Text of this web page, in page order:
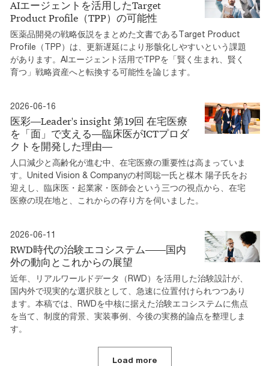
AIエージェントを活用したTarget
Product Profile（TPP）の可能性
医薬品開発の戦略仮説をまとめた文書であるTarget Product
Profile（TPP）は、更新遅延により形骸化しやすいという課題
があります。AIエージェント活用でTPPを「賢く生まれ、賢く
育つ」戦略資産へと転換する可能性を論じます。
2026-06-16
医彩―Leader's insight 第19回 在宅医療
を「面」で支える―臨床医がICTプロダ
クトを開発した理由―
人口減少と高齢化が進む中、在宅医療の重要性は高まっていま
す。United Vision & Companyの村岡聡一氏と楳木 陽子氏をお
迎えし、臨床医・起業家・医師会という三つの視点から、在宅
医療の現在地と、これからの存り方を伺いました。
2026-06-11
RWD時代の治験エコシステム――国内
外の動向とこれからの展望
近年、リアルワールドデータ（RWD）を活用した治験設計が、
国内外で現実的な選択肢として、急速に位置付けられつつあり
ます。本稿では、RWDを中核に据えた治験エコシステムに焦点
を当て、制度的背景、実装事例、今後の実務的論点を整理しま
す。
Load more